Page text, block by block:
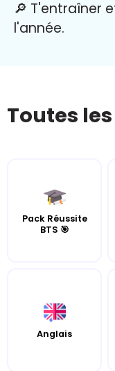
🔎 T'entraîner
l'année.
Toutes
Pack Réussite
BTS 🎯
Anglais